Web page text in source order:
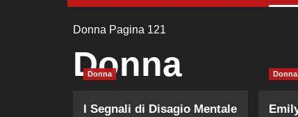
Donna Pagina 121
Donna
Donna
I Segnali di Disagio Mentale
Donna